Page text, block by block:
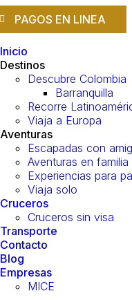
PAGOS EN LINEA
Inicio
Destinos
Descubre Colombia
Barranquilla
Recorre
Viaja a Europa
Aventuras
Escapadas con
Aventuras en familia
Experiencias para
Viaja solo
Cruceros
Cruceros sin visa
Transporte
Contacto
Blog
Empresas
MICE